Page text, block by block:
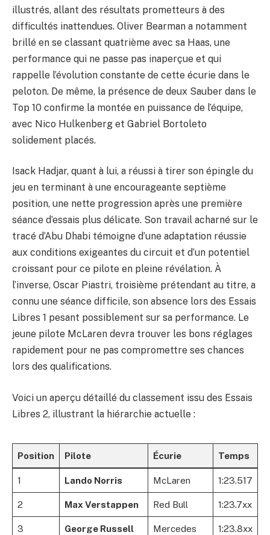
illustrés, allant des résultats prometteurs à des
difficultés inattendues. Oliver Bearman a notamment
brillé en se classant quatrième avec sa Haas, une
performance qui ne passe pas inaperçue et qui
rappelle l’évolution constante de cette écurie dans le
peloton. De même, la présence de deux Sauber dans le
Top 10 confirme la montée en puissance de l’équipe,
avec Nico Hulkenberg et Gabriel Bortoleto
solidement placés.
Isack Hadjar, quant à lui, a réussi à tirer son épingle du
jeu en terminant à une encourageante septième
position, une nette progression après une première
séance d’essais plus délicate. Son travail acharné sur le
tracé d’Abu Dhabi témoigne d’une adaptation réussie
aux conditions exigeantes du circuit et d’un potentiel
croissant pour ce pilote en pleine révélation. À
l’inverse, Oscar Piastri, troisième prétendant au titre, a
connu une séance difficile, son absence lors des Essais
Libres 1 pesant possiblement sur sa performance. Le
jeune pilote McLaren devra trouver les bons réglages
rapidement pour ne pas compromettre ses chances
lors des qualifications.
Voici un aperçu détaillé du classement issu des Essais
Libres 2, illustrant la hiérarchie actuelle :
Position Pilote Écurie Temps
1 Lando Norris McLaren 1:23.517
2 Max Verstappen Red Bull 1:23.7xx
3 George Russell Mercedes 1:23.8xx